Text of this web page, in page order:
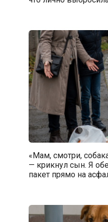
«Мам, смотри,
— крикнул сын. Я
пакет прямо на